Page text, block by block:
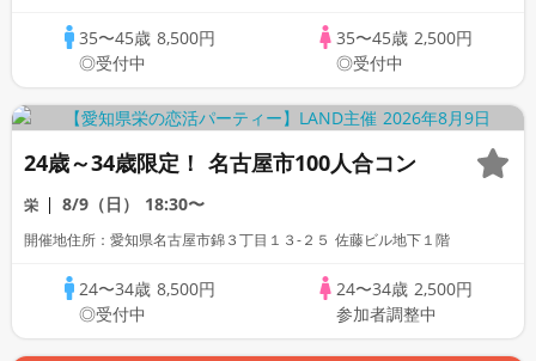
35〜45歳 8,500円
◎受付中
35〜45歳 2,500円
◎受付中
24歳～34歳限定！ 名古屋市100人合コン
栄 8/9（日） 18:30〜
開催地住所：愛知県名古屋市錦３丁目１３-２５ 佐藤ビル地下１階
24〜34歳 8,500円
◎受付中
24〜34歳 2,500円
参加者調整中